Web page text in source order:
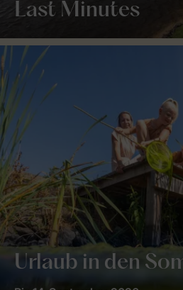
Last Minutes
Urlaub in den